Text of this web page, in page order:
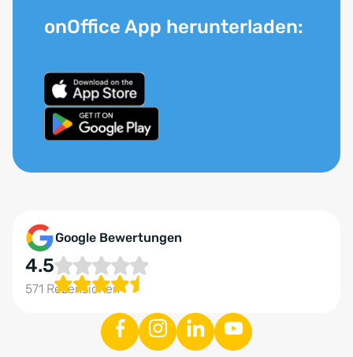
Google Bewertungen
4.5
571 Rezensionen
onOffice App herunterladen: